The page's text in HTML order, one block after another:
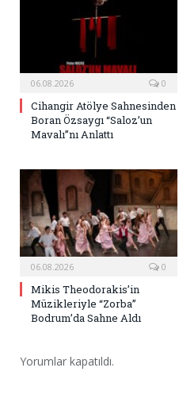
06.08.2026 0
Cihangir Atölye Sahnesinden
Boran Özsaygı “Saloz’un
Mavalı”nı Anlattı
06.08.2026 0
Mikis Theodorakis’in
Müzikleriyle “Zorba”
Bodrum’da Sahne Aldı
Yorumlar kapatıldı.